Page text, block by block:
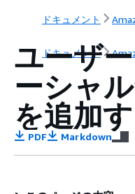
ドキュメント
ドキュメント
ユーザ
ーシャ
を追加
PDF Markdown